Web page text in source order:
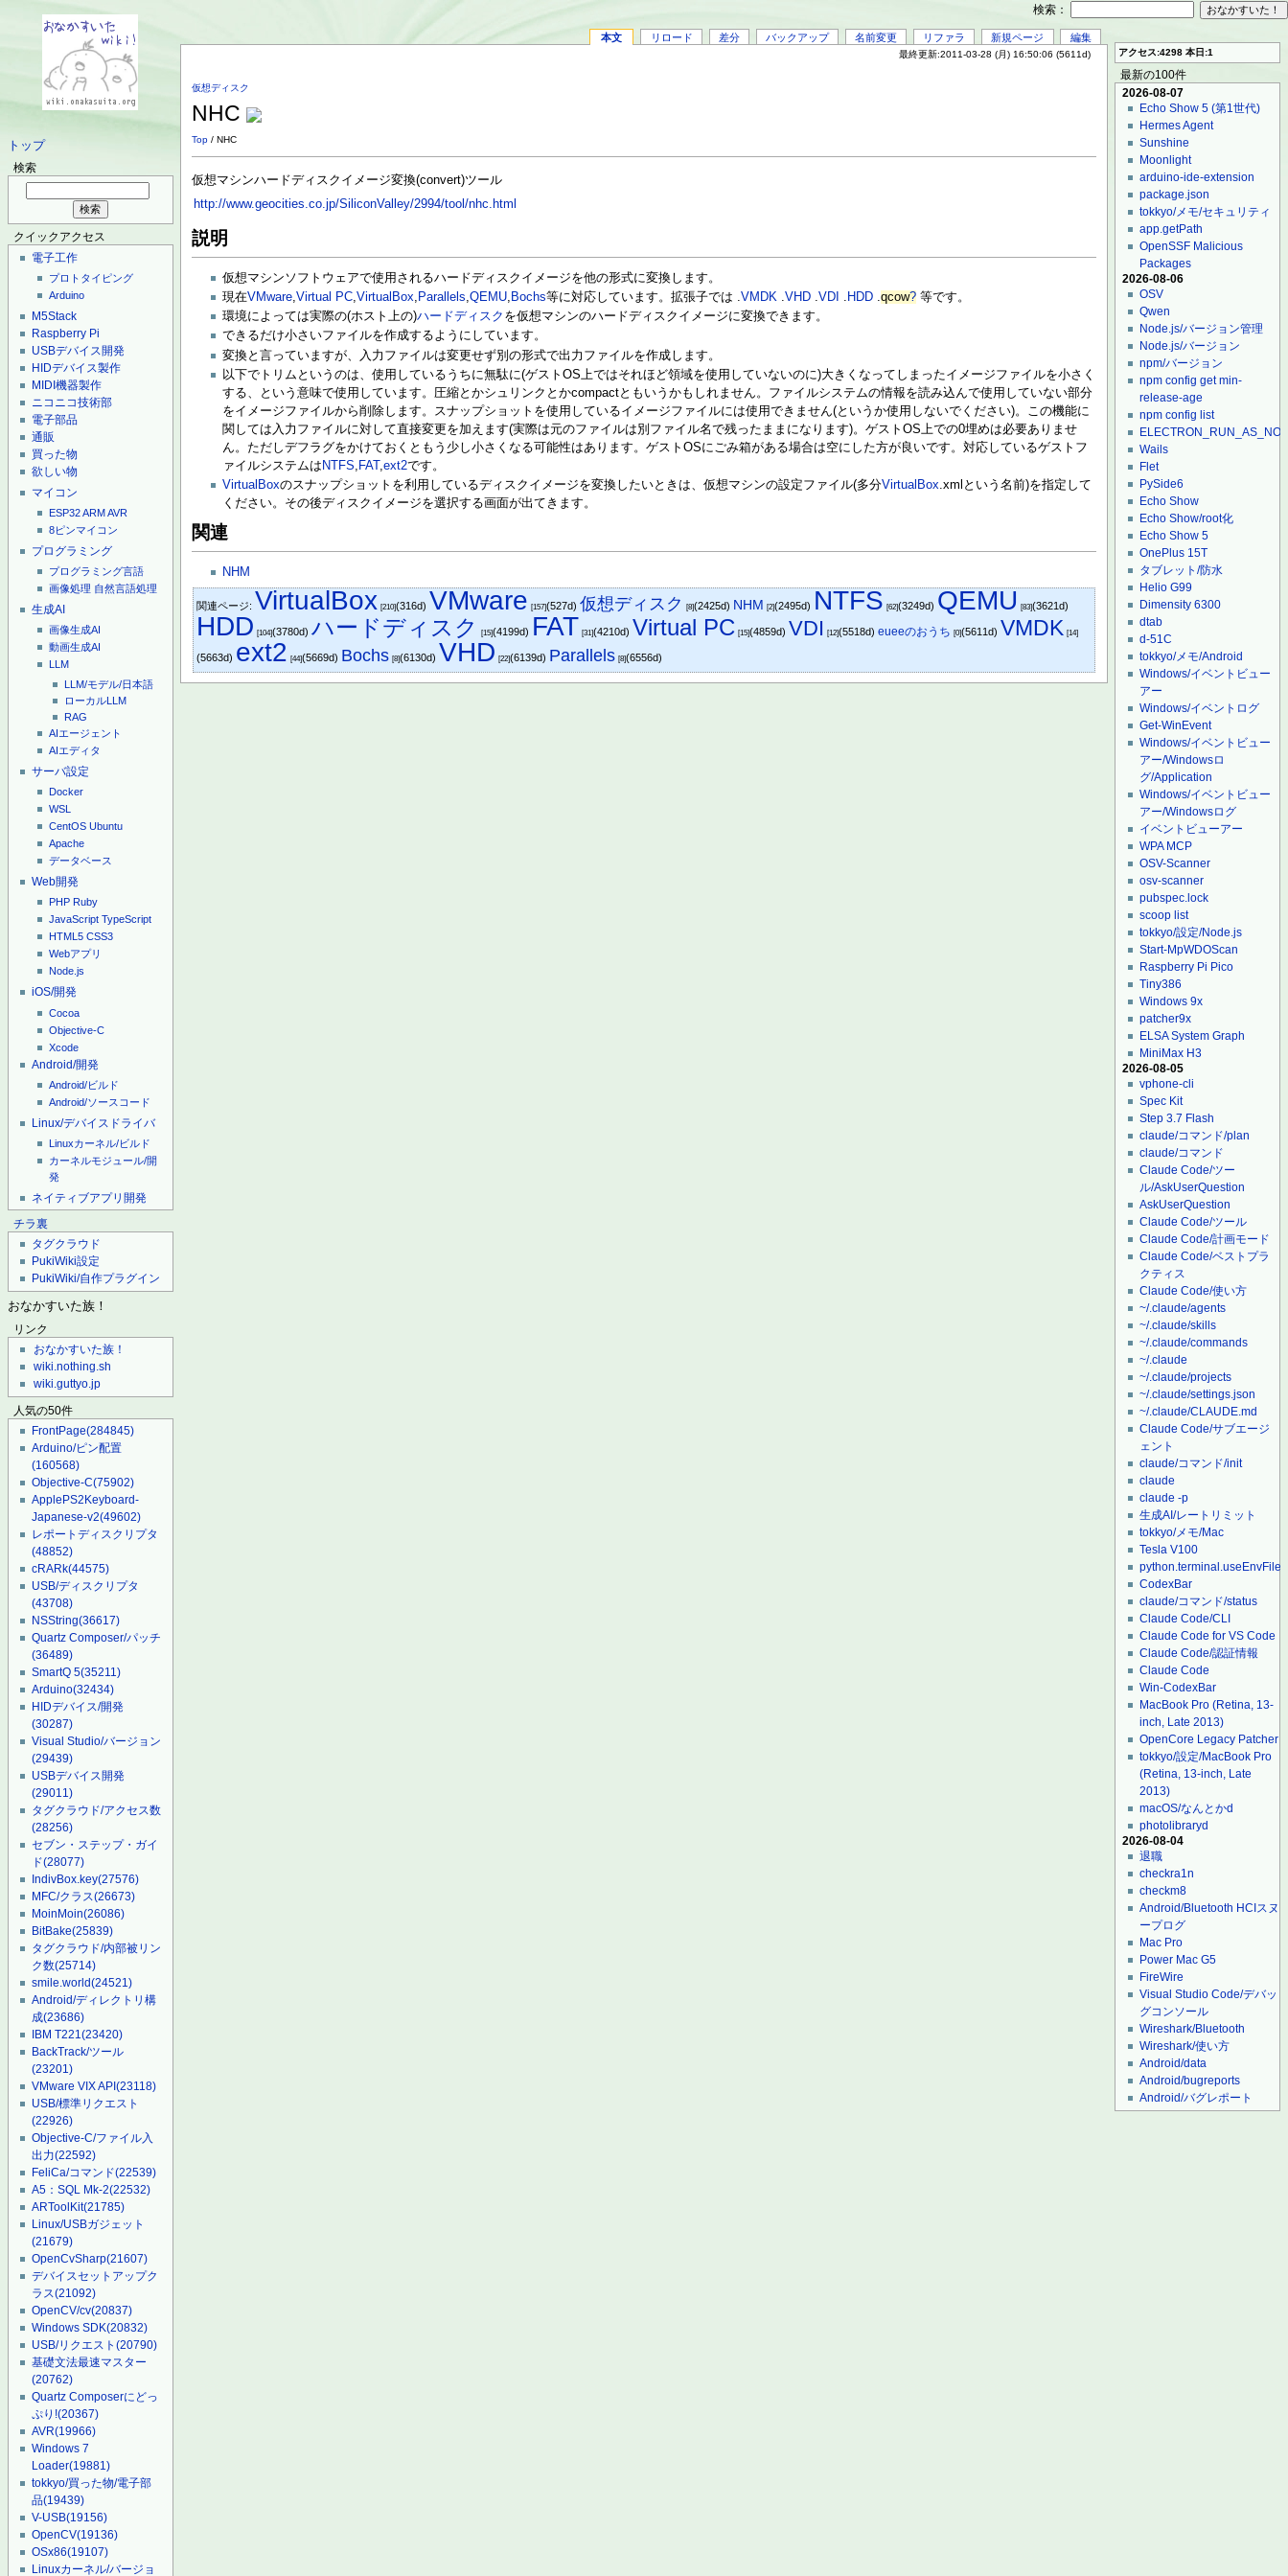
トップ
検索
クイックアクセス
電子工作
プロトタイピング
Arduino
M5Stack
Raspberry Pi
USBデバイス開発
HIDデバイス製作
MIDI機器製作
ニコニコ技術部
電子部品
通販
買った物
欲しい物
マイコン
ESP32ARMAVR
8ピンマイコン
プログラミング
プログラミング言語
画像処理 自然言語処理
生成AI
画像生成AI
動画生成AI
LLM
LLM/モデル/日本語
ローカルLLM
RAG
AIエージェント
AIエディタ
サーバ設定
Docker
WSL
CentOS Ubuntu
Apache
データベース
Web開発
PHP Ruby
JavaScript TypeScript
HTML5 CSS3
Webアプリ
Node.js
iOS/開発
Cocoa
Objective-C
Xcode
Android/開発
Android/ビルド
Android/ソースコード
Linux/デバイスドライバ
Linuxカーネル/ビルド
カーネルモジュール/開
発
ネイティブアプリ開発
チラ裏
タグクラウド
PukiWiki設定
PukiWiki/自作プラグイン
おなかすいた族！
リンク
おなかすいた族！
wiki.nothing.sh
wiki.guttyo.jp
人気の50件
FrontPage(284845)
Arduino/ピン配置
(160568)
Objective-C(75902)
ApplePS2Keyboard-
Japanese-v2(49602)
レポートディスクリプタ
(48852)
cRARk(44575)
USB/ディスクリプタ
(43708)
NSString(36617)
Quartz Composer/パッチ
(36489)
SmartQ 5(35211)
Arduino(32434)
HIDデバイス/開発
(30287)
Visual Studio/バージョン
(29439)
USBデバイス開発
(29011)
タグクラウド/アクセス数
(28256)
セブン・ステップ・ガイ
ド(28077)
IndivBox.key(27576)
MFC/クラス(26673)
MoinMoin(26086)
BitBake(25839)
タグクラウド/内部被リン
ク数(25714)
smile.world(24521)
Android/ディレクトリ構
成(23686)
IBM T221(23420)
BackTrack/ツール
(23201)
VMware VIX API(23118)
USB/標準リクエスト
(22926)
Objective-C/ファイル入
出力(22592)
FeliCa/コマンド(22539)
A5：SQL Mk-2(22532)
ARToolKit(21785)
Linux/USBガジェット
(21679)
OpenCvSharp(21607)
デバイスセットアップク
ラス(21092)
OpenCV/cv(20837)
Windows SDK(20832)
USB/リクエスト(20790)
基礎文法最速マスター
(20762)
Quartz Composerにどっ
ぷり!(20367)
AVR(19966)
Windows 7
Loader(19881)
tokkyo/買った物/電子部
品(19439)
V-USB(19156)
OpenCV(19136)
OSx86(19107)
Linuxカーネル/バージョ
本文 リロード 差分 バックアップ 名前変更 リファラ 新規ページ 編集
最終更新:2011-03-28 (月) 16:50:06 (5611d)
仮想ディスク
NHC
Top / NHC
仮想マシンハードディスクイメージ変換(convert)ツール
http://www.geocities.co.jp/SiliconValley/2994/tool/nhc.html
説明
仮想マシンソフトウェアで使用されるハードディスクイメージを他の形式に変換します。
現在VMware,Virtual PC,VirtualBox, Parallels,QEMU, Bochs等に対応しています。拡張子では .VMDK .VHD .VDI . HDD .qcow? 等です。
環境によっては実際の(ホスト上の)ハードディスク を仮想マシンのハードディスクイメージに変換できます。
できるだけ小さいファイルを作成するようにしています。
変換と言っていますが、入力ファイルは変更せず別の形式で出力ファイルを作成します。
以下でトリムというのは、使用しているうちに無駄に(ゲストOS上ではそれほど領域を使用していないのに)大きくなってしまったイメージファイルを小さく
する、という意味で使用しています。圧縮とかシュリンクとかcompactともいうかもしれません。ファイルシステムの情報を読み込んで使用していない部分
をイメージファイルから削除します。スナップショットを使用しているイメージファイルには使用できません(というか使用しないでください)。この機能に
関しては入力ファイルに対して直接変更を加えます(実際は元のファイルは別ファイル名で残ったままになります)。ゲストOS上での0埋めは必要ありませ
ん。ただしデフラグをかけておくともう少し小さくなる可能性はあります。ゲストOSにごみ箱がある場合は空にした方が良いです。対応しているゲストフ
ァイルシステムは NTFS, FAT ,ext2です。
VirtualBoxのスナップショットを利用しているディスクイメージを変換したいときは、仮想マシンの設定ファイル(多分VirtualBox.xmlという名前)を指定して
ください。その後ディスクイメージを選択する画面が出てきます。
関連
NHM
関連ページ: VirtualBox [210](316d) VMware [157](527d)仮想ディスク [8](2425d) NHM [2](2495d) NTFS [62](3249d) QEMU [83](3621d)
HDD [104](3780d)ハードディスク [15](4199d) FAT [31](4210d) Virtual PC [15](4859d) VDI [12](5518d)eueeのおうち [0](5611d) VMDK [14]
(5663d) ext2 [44](5669d) Bochs [8](6130d) VHD [22](6139d) Parallels [8](6556d)
アクセス:4298 本日:1
最新の100件
2026-08-07
Echo Show 5 (第1世代)
Hermes Agent
Sunshine
Moonlight
arduino-ide-extension
package.json
tokkyo/メモ/セキュリティ
app.getPath
OpenSSF Malicious
Packages
2026-08-06
OSV
Qwen
Node.js/バージョン管理
Node.js/バージョン
npm/バージョン
npm config get min-
release-age
npm config list
Wails
Flet
PySide6
Echo Show
Echo Show/root化
Echo Show 5
OnePlus 15T
タブレット/防水
Helio G99
Dimensity 6300
dtab
d-51C
tokkyo/メモ/Android
Windows/イベントビュー
アー
Windows/イベントログ
Get-WinEvent
Windows/イベントビュー
アー/Windowsロ
グ/Application
Windows/イベントビュー
アー/Windowsログ
イベントビューアー
WPA MCP
OSV-Scanner
osv-scanner
pubspec.lock
scoop list
tokkyo/設定/Node.js
Start-MpWDOScan
Raspberry Pi Pico
Tiny386
Windows 9x
patcher9x
ELSA System Graph
MiniMax H3
2026-08-05
vphone-cli
Spec Kit
Step 3.7 Flash
claude/コマンド/plan
claude/コマンド
Claude Code/ツー
ル/AskUserQuestion
AskUserQuestion
Claude Code/ツール
Claude Code/計画モード
Claude Code/ベストプラ
クティス
Claude Code/使い方
~/.claude/agents
~/.claude/skills
~/.claude/commands
~/.claude
~/.claude/projects
~/.claude/settings.json
~/.claude/CLAUDE.md
Claude Code/サブエージ
ェント
claude/コマンド/init
claude
claude -p
生成AI/レートリミット
tokkyo/メモ/Mac
Tesla V100
python.terminal.useEnvFile
CodexBar
claude/コマンド/status
Claude Code/CLI
Claude Code for VS Code
Claude Code/認証情報
Claude Code
Win-CodexBar
MacBook Pro (Retina, 13-
inch, Late 2013)
OpenCore Legacy Patcher
tokkyo/設定/MacBook Pro
(Retina, 13-inch, Late
2013)
macOS/なんとかd
photolibraryd
2026-08-04
退職
checkra1n
checkm8
Android/Bluetooth HCIスヌ
ープログ
Mac Pro
Power Mac G5
FireWire
Visual Studio Code/デバッ
グコンソール
Wireshark/Bluetooth
Wireshark/使い方
Android/data
Android/bugreports
Android/バグレポート
検索：